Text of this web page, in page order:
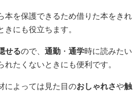
本を保護できるため借りた本をきれ
にも役立ちます。
せるので、 通勤 ・ 通学時に読みたい
たくないときにも便利です。
によっては見た目のおしゃれさや触